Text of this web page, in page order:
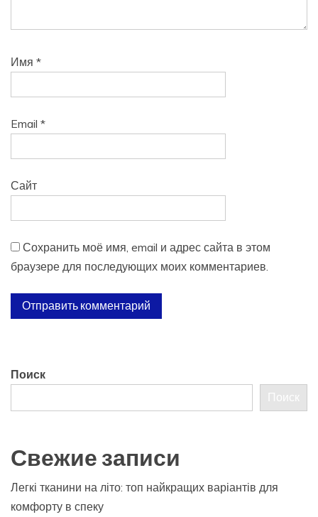
Имя *
Email *
Сайт
Сохранить моё имя, email и адрес сайта в этом
браузере для последующих моих комментариев.
Поиск
Поиск
Свежие записи
Легкі тканини на літо: топ найкращих варіантів для
комфорту в спеку